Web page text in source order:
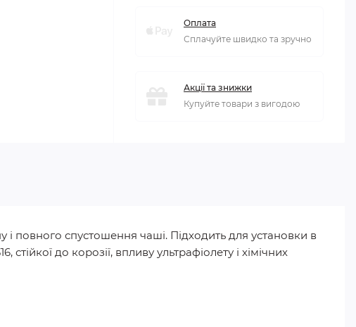
Оплата
Сплачуйте швидко та зручно
Акції та знижки
Купуйте товари з вигодою
повного спустошення чаші. Підходить для установки в
до корозії, впливу ультрафіолету і хімічних